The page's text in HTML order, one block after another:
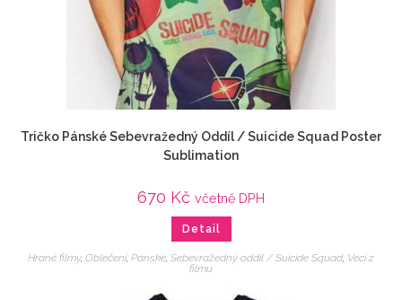
Tričko Pánské Sebevražedný Oddíl / Suicide Squad Poster
Sublimation
670 Kč včetně DPH
Detail
Hrané filmy, Oblečení, Pánské Sebevražedný oddíl / Suicide Squad Veci z
filmu